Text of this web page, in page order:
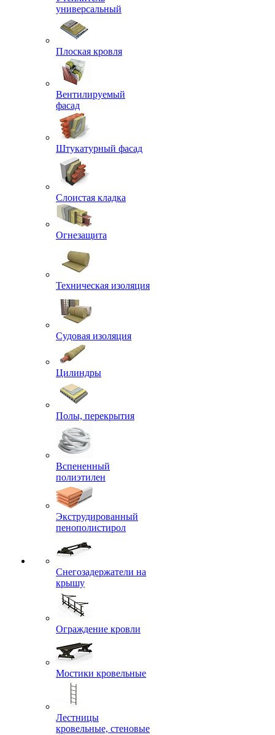
универсальный
Плоская кровля
Вентилируемый
фасад
Штукатурный фасад
Слоистая кладка
Огнезащита
Техническая изоляция
Судовая изоляция
Цилиндры
Полы, перекрытия
Вспененный
полиэтилен
Экструдированный
пенополистирол
Снегозадержатели на
крышу
Ограждение кровли
Мостики кровельные
Лестницы
кровельные, стеновые